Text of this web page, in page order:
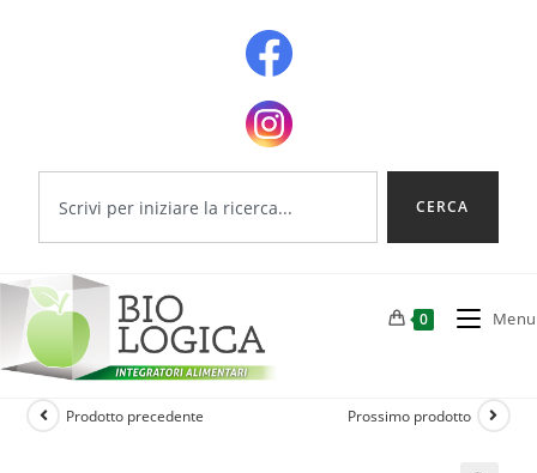
CERCA
0 Menu
Prodotto precedente Prossimo prodotto